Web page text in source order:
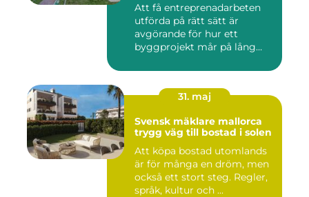
Att få entreprenadarbeten
utförda på rätt sätt är
avgörande för hur ett
byggprojekt mår på lång
31. maj
Svensk mäklare mallorca
trygg väg till bostad i solen
Att köpa bostad utomlands
är för många en dröm, men
också ett stort steg. Regler,
språk, kultur och ...